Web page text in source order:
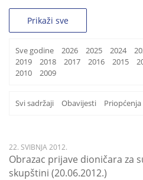
Prikaži sve
Sve godine 2026 2025 2024
2019
2018 2017 2016 2015
2010
2009
Svi sadržaji Obavijesti Priopćenja
22. SVIBNJA 2012.
Obrazac prijave dioničara za
skupštini (20.06.2012.)